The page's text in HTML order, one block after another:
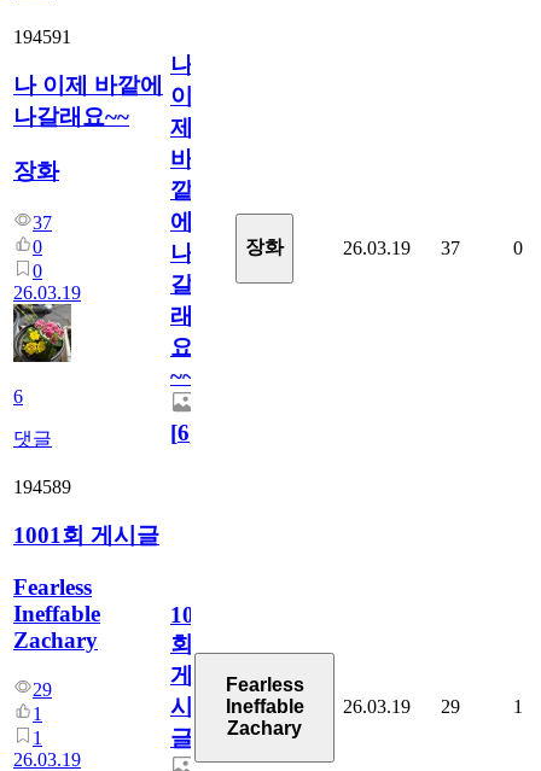
194591
나 이제 바깥에
나갈래요~~
장화
37
0
0
26.03.19
6
댓글
나
이
제
바
깥
에
나
갈
래
요
~~
[6]
장화 26.03.19 37 0
194589
1001회 게시글
Fearless
Ineffable
Zachary
29
1
1
26.03.19
1001
회
게
시
글
Fearless
Ineffable
Zachary
26.03.19 29 1